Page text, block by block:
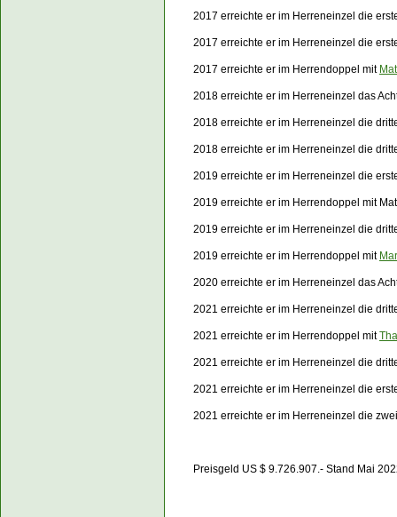
2017 erreichte er im Herreneinzel die
2017 erreichte er im Herreneinzel die
2017 erreichte er im Herrendoppel mit
2018 erreichte er im Herreneinzel das
2018 erreichte er im Herreneinzel die
2018 erreichte er im Herreneinzel die
2019 erreichte er im Herreneinzel die
2019 erreichte er im Herrendoppel mit
2019 erreichte er im Herreneinzel die
2019 erreichte er im Herrendoppel mit
2020 erreichte er im Herreneinzel das
2021 erreichte er im Herreneinzel die
2021 erreichte er im Herrendoppel mit
2021 erreichte er im Herreneinzel die
2021 erreichte er im Herreneinzel die
2021 erreichte er im Herreneinzel die
Preisgeld US $ 9.726.907.- Stand Mai